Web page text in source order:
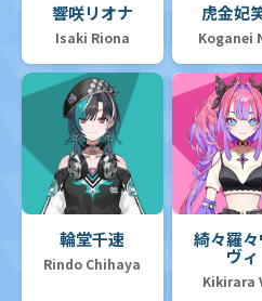
響咲リオナ
Isaki Riona
虎金妃
Koganei
輪堂千速
Rindo Chihaya
綺々羅々
ヴィ
Kikirara